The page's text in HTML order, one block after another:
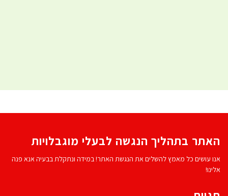
האתר בתהליך הנגשה לבעלי מוגבלויות
אנו עושים כל מאמץ להשלים את הנגשת האתר! במידה ונתקלת בבעיה אנא פנה
אלינו!